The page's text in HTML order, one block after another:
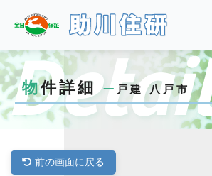
物件詳細 一戸建 八戸市
前の画面に戻る